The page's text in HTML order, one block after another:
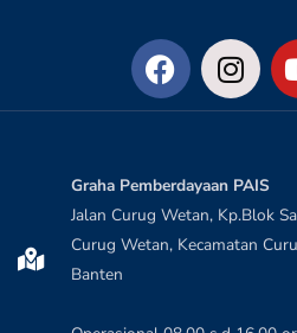
Graha Pemberdayaan PAIS
Jalan Curug Wetan, Kp.Blok
Curug Wetan, Kecamatan
Banten